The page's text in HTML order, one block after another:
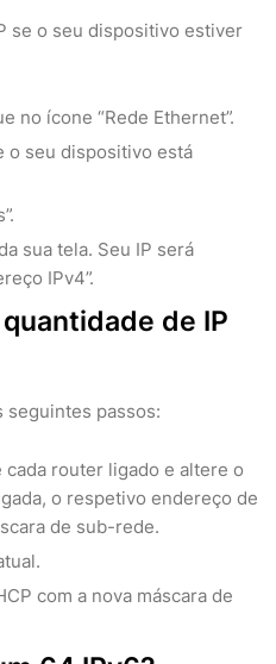
se o seu dispositivo estiver
no ícone “Rede Ethernet”.
o seu dispositivo está
sua tela. Seu IP será
IPv4”.
de IP
seguintes passos:
router ligado e altere o
o respetivo endereço de
de sub-rede.
com a nova máscara de